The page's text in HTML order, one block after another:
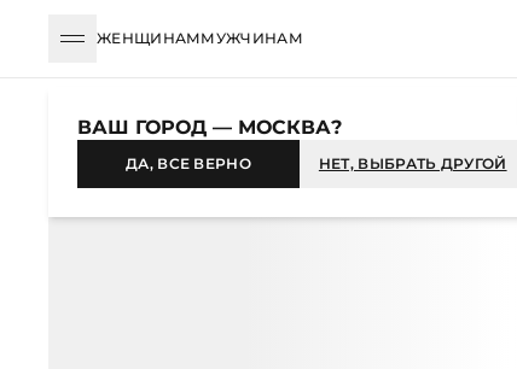
ЖЕНЩИНАММУЖЧИНАМ
ВАШ ГОРОД — МОСКВА?
ДА, ВСЕ ВЕРНО НЕТ, ВЫБРАТЬ ДРУГОЙ